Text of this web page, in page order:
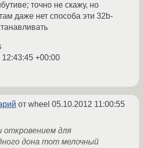
точно не скажу, но
даже нет способа эти 32b-
+00:00
от wheel 05.10.2012 11:00:55
откровением для
дона тот мелочный